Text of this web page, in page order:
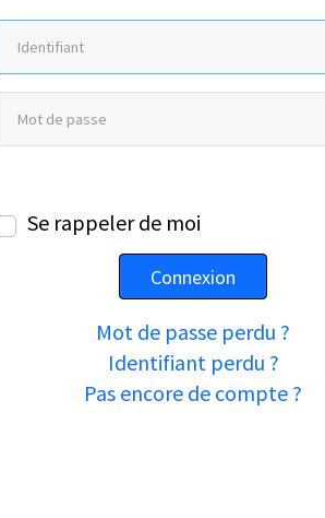
Se rappeler de moi
Connexion
Mot de passe perdu ?
Identifiant perdu ?
Pas encore de compte ?